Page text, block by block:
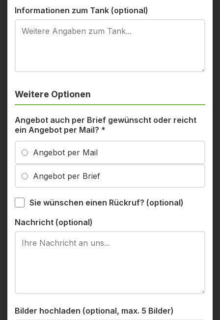
Informationen zum Tank (optional)
Weitere Optionen
Angebot auch per Brief gewünscht oder reicht
ein Angebot per Mail? *
Angebot per Mail
Angebot per Brief
Sie wünschen einen Rückruf? (optional)
Nachricht (optional)
Bilder hochladen (optional, max. 5 Bilder)